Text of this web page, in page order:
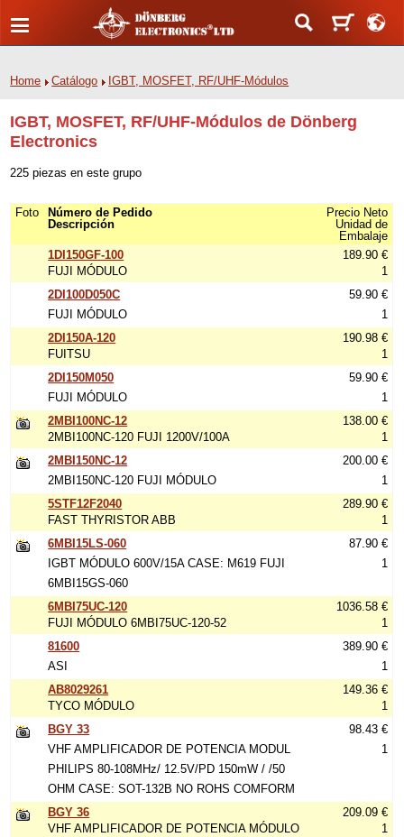
Home Catálogo IGBT, MOSFET, RF/UHF-Módulos
IGBT, MOSFET, RF/UHF-Módulos de Dönberg
Electronics
225 piezas en este grupo
Foto
Número de Pedido
Descripción
Precio Neto
Unidad de
Embalaje
1DI150GF-100
FUJI MÓDULO
189.90 €
1
2DI100D050C
FUJI MÓDULO
59.90 €
1
2DI150A-120
FUITSU
190.98 €
1
2DI150M050
FUJI MÓDULO
59.90 €
1
2MBI100NC-12
2MBI100NC-120 FUJI 1200V/100A
138.00 €
1
2MBI150NC-12
2MBI150NC-120 FUJI MÓDULO
200.00 €
1
5STF12F2040
FAST THYRISTOR ABB
289.90 €
1
6MBI15LS-060
IGBT MÓDULO 600V/15A CASE: M619 FUJI
6MBI15GS-060
87.90 €
1
6MBI75UC-120
FUJI MÓDULO 6MBI75UC-120-52
1036.58 €
1
81600
ASI
389.90 €
1
AB8029261
TYCO MÓDULO
149.36 €
1
BGY 33
VHF AMPLIFICADOR DE POTENCIA MODUL
PHILIPS 80-108MHz/ 12.5V/PD 150mW / /50
OHM CASE: SOT-132B NO ROHS COMFORM
98.43 €
1
BGY 36
VHF AMPLIFICADOR DE POTENCIA MÓDULO
209.09 €
1